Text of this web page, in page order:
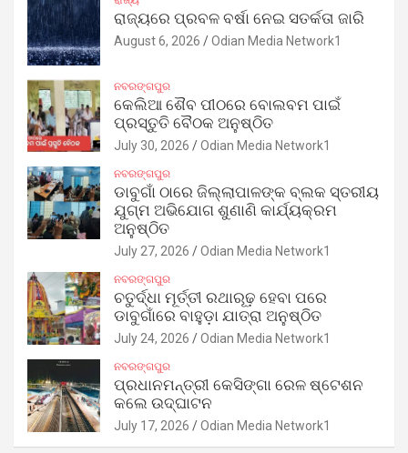
ରାଜ୍ୟରେ ପ୍ରବଳ ବର୍ଷା ନେଇ ସତର୍କତା ଜାରି
August 6, 2026 Odian Media Network1
ନବରଙ୍ଗପୁର
କେଲିଆ ଶୈବ ପୀଠରେ ବୋଲବମ ପାଇଁ
ପ୍ରସ୍ତୁତି ବୈଠକ ଅନୁଷ୍ଠିତ
July 30, 2026 Odian Media Network1
ନବରଙ୍ଗପୁର
ଡାବୁଗାଁ ଠାରେ ଜିଲ୍ଲାପାଳଙ୍କ ବ୍ଲକ ସ୍ତରୀୟ
ଯୁଗ୍ମ ଅଭିଯୋଗ ଶୁଣାଣି କାର୍ଯ୍ୟକ୍ରମ
ଅନୁଷ୍ଠିତ
July 27, 2026 Odian Media Network1
ନବରଙ୍ଗପୁର
ଚତୁର୍ଦ୍ଧା ମୂର୍ତ୍ତୀ ରଥାରୂଢ଼ ହେବା ପରେ
ଡାବୁଗାଁରେ ବାହୁଡ଼ା ଯାତ୍ରା ଅନୁଷ୍ଠିତ
July 24, 2026 Odian Media Network1
ନବରଙ୍ଗପୁର
ପ୍ରଧାନମନ୍ତ୍ରୀ କେସିଙ୍ଗା ରେଳ ଷ୍ଟେଶନ
କଲେ ଉଦ୍‌ଘାଟନ
July 17, 2026 Odian Media Network1